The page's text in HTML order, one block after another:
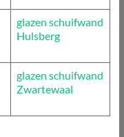
glazen schuifwand
Hulsberg
glazen schuifwand
Zwartewaal